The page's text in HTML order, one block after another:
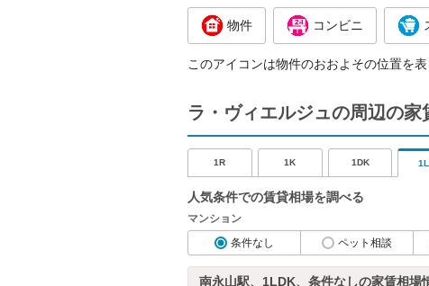
物件 コンビニ
このアイコンは物件のおおよその位置を
ラ・ヴィエルジュの周辺の家
1R 1K 1DK
人気条件での賃貸相場を調べる
マンション
条件なし
ペット相談
南永山駅、1LDK、条件なしの家賃相場